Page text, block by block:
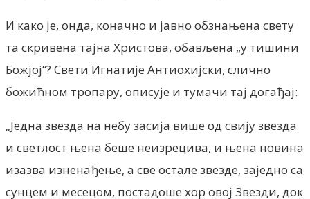
И како је, онда, коначно и јавно обзнањена свету
та скривена тајна Христова, обављена „у тишини
Божјој“? Свети Игнатије Антиохијски, слично
божићном тропару, описује и тумачи тај догађај:
„Једна звезда на небу засија више од свију звезда
и светлост њена беше неизрецива, и њена новина
изазва изненађење, а све остале звезде, заједно са
сунцем и месецом, постадоше хор овој Звезди, док